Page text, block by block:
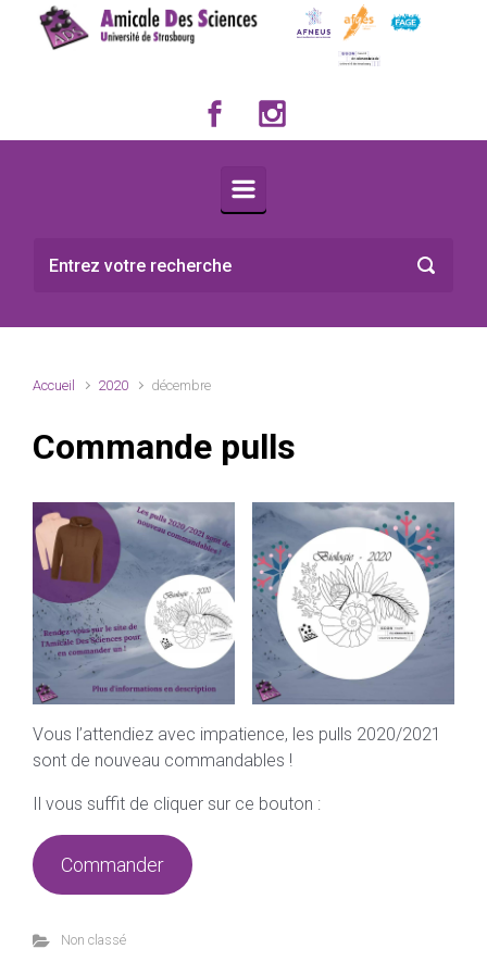
Skip to main content
Accueil 2020 décembre
Commande pulls
Vous l’attendiez avec impatience, les pulls 2020/2021
sont de nouveau commandables !
Il vous suffit de cliquer sur ce bouton :
Commander
Non classé